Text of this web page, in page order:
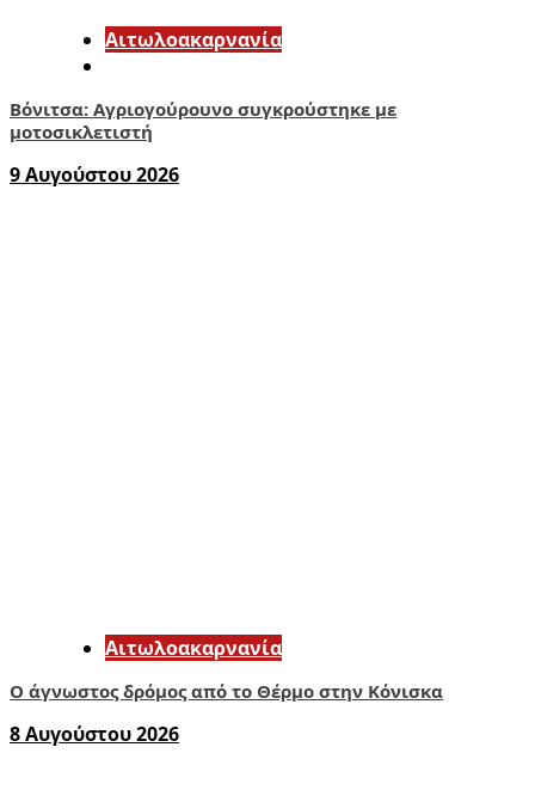
Αιτωλοακαρνανία
Βόνιτσα: Αγριογούρουνο συγκρούστηκε με
μοτοσικλετιστή
9 Αυγούστου 2026
Αιτωλοακαρνανία
Ο άγνωστος δρόμος από το Θέρμο στην Κόνισκα
8 Αυγούστου 2026